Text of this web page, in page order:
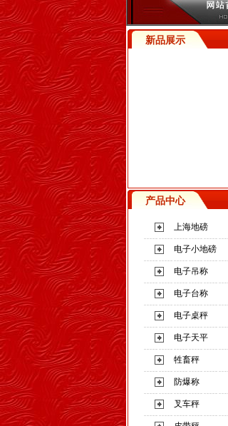
新品展示
产品中心
上海地磅
电子小地磅
电子吊称
电子台称
电子桌秤
电子天平
牲畜秤
防爆称
叉车秤